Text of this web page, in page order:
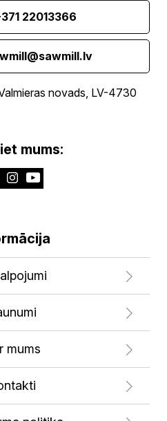
22013366
novads, LV-4730
mums:
mums